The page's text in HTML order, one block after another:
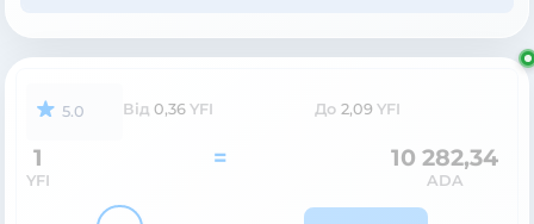
5.0 Від 0,36 YFI До 2,09 YFI
1
YFI
= 10 282,34
ADA